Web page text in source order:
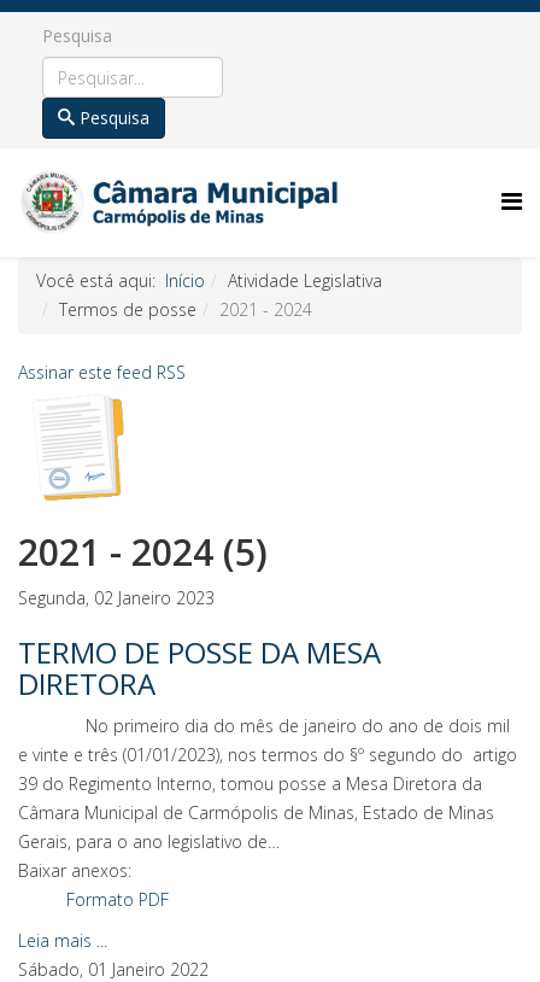
Pesquisa
Pesquisa
Você está aqui: Início
Atividade Legislativa
Termos de posse
2021 - 2024
Assinar este feed RSS
2021 - 2024 (5)
Segunda, 02 Janeiro 2023
TERMO DE POSSE DA MESA
DIRETORA
No primeiro dia do mês de janeiro do ano de dois mil
e vinte e três (01/01/2023), nos termos do §º segundo do artigo
39 do Regimento Interno, tomou posse a Mesa Diretora da
Câmara Municipal de Carmópolis de Minas, Estado de Minas
Gerais, para o ano legislativo de…
Baixar anexos:
Formato PDF
Leia mais ...
Sábado, 01 Janeiro 2022